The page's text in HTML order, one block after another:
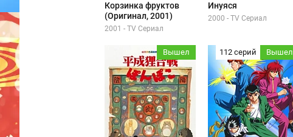
Корзинка фруктов
(Оригинал, 2001)
2001 - TV Сериал
Инуяся
2000 - TV Сериал
Вышел 112 серий Вышел